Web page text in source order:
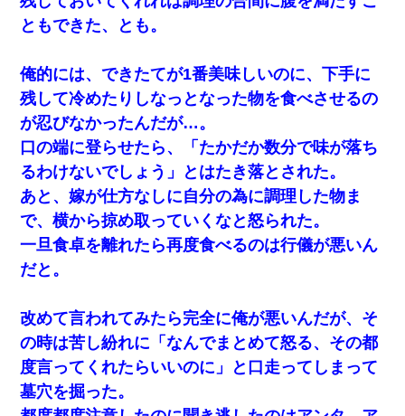
ともできた、とも。
俺的には、できたてが1番美味しいのに、下手に
残して冷めたりしなっとなった物を食べさせるの
が忍びなかったんだが…。
口の端に登らせたら、「たかだか数分で味が落ち
るわけないでしょう」とはたき落とされた。
あと、嫁が仕方なしに自分の為に調理した物ま
で、横から掠め取っていくなと怒られた。
一旦食卓を離れたら再度食べるのは行儀が悪いん
だと。
改めて言われてみたら完全に俺が悪いんだが、そ
の時は苦し紛れに「なんでまとめて怒る、その都
度言ってくれたらいいのに」と口走ってしまって
墓穴を掘った。